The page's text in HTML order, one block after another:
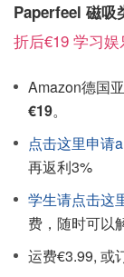
Paperfeel 磁吸
折后€19 学习
Amazon德国
€19。
点击这里申请
再返利3%
学生请点击这
费，随时可以
运费€3.99, 或